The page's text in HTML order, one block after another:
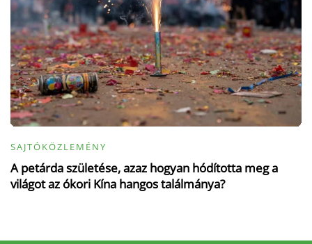
SAJTÓKÖZLEMÉNY
A petárda születése, azaz hogyan hódította meg a
világot az ókori Kína hangos találmánya?